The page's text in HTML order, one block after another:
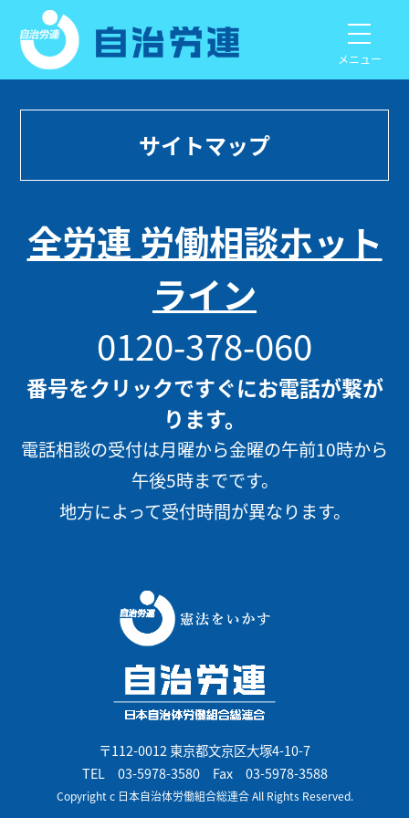
メニュー
サイトマップ
全労連 労働相談ホット
ライン
0120-378-060
番号をクリックですぐにお電話が繋が
ります。
電話相談の受付は月曜から金曜の午前10時から
午後5時までです。
地方によって受付時間が異なります。
〒112-0012 東京都文京区大塚4-10-7
TEL 03-5978-3580Fax 03-5978-3588
Copyright c 日本自治体労働組合総連合 All Rights Reserved.